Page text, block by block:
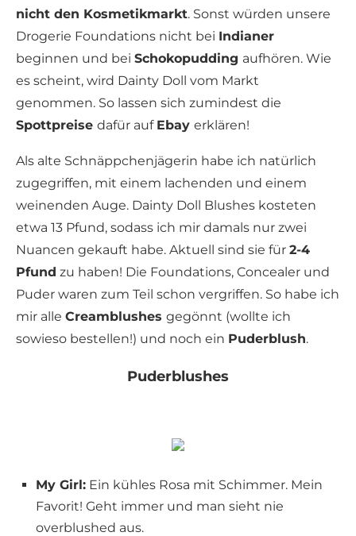
nicht den Kosmetikmarkt. Sonst würden unsere
Drogerie Foundations nicht bei Indianer
beginnen und bei Schokopudding aufhören. Wie
es scheint, wird Dainty Doll vom Markt
genommen. So lassen sich zumindest die
Spottpreise dafür auf Ebay erklären!
Als alte Schnäppchenjägerin habe ich natürlich
zugegriffen, mit einem lachenden und einem
weinenden Auge. Dainty Doll Blushes kosteten
etwa 13 Pfund, sodass ich mir damals nur zwei
Nuancen gekauft habe. Aktuell sind sie für 2-4
Pfund zu haben! Die Foundations, Concealer und
Puder waren zum Teil schon vergriffen. So habe ich
mir alle Creamblushes gegönnt (wollte ich
sowieso bestellen!) und noch ein Puderblush.
Puderblushes
My Girl: Ein kühles Rosa mit Schimmer. Mein
Favorit! Geht immer und man sieht nie
overblushed aus.